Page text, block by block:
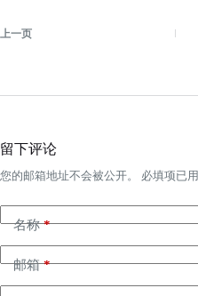
上一页
留下评论
您的邮箱地址不会被公开。 必填项已用
名称*
邮箱*